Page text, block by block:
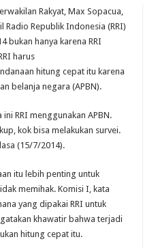
Rakyat, Max Sopacua,
Republik Indonesia (RRI)
bukan hanya karena RRI
harus
hitung cepat itu karena
belanja negara (APBN).
RRI menggunakan APBN.
kok bisa melakukan survei.
(15/7/2014).
itu lebih penting untuk
memihak. Komisi I, kata
yang dipakai RRI untuk
khawatir bahwa terjadi
hitung cepat itu.